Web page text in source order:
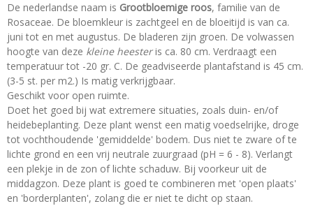
De nederlandse naam is Grootbloemige roos, familie van de
Rosaceae. De bloemkleur is zachtgeel en de bloeitijd is van ca.
juni tot en met augustus. De bladeren zijn groen. De volwassen
hoogte van deze kleine heesteris ca. 80 cm. Verdraagt een
temperatuur tot -20 gr. C. De geadviseerde plantafstand is 45 cm.
(3-5 st. per m2.) Is matig verkrijgbaar.
Geschikt voor open ruimte.
Doet het goed bij wat extremere situaties, zoals duin- en/of
heidebeplanting. Deze plant wenst een matig voedselrijke, droge
tot vochthoudende 'gemiddelde' bodem. Dus niet te zware of te
lichte grond en een vrij neutrale zuurgraad (pH = 6 - 8). Verlangt
een plekje in de zon of lichte schaduw. Bij voorkeur uit de
middagzon. Deze plant is goed te combineren met 'open plaats'
en 'borderplanten', zolang die er niet te dicht op staan.